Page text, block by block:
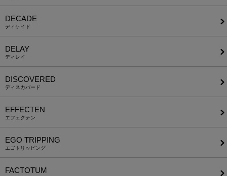
DECADE
ディケイド
DELAY
ディレイ
DISCOVERED
ディスカバード
EFFECTEN
エフェクテン
EGO TRIPPING
エゴトリッピング
FACTOTUM